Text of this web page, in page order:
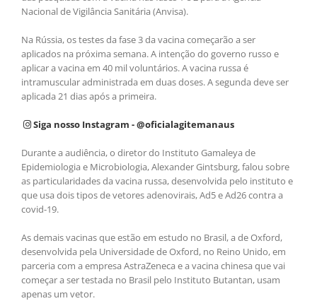
Nacional de Vigilância Sanitária (Anvisa).
Na Rússia, os testes da fase 3 da vacina começarão a ser
aplicados na próxima semana. A intenção do governo russo e
aplicar a vacina em 40 mil voluntários. A vacina russa é
intramuscular administrada em duas doses. A segunda deve ser
aplicada 21 dias após a primeira.
Siga nosso Instagram - @oficialagitemanaus
Durante a audiência, o diretor do Instituto Gamaleya de
Epidemiologia e Microbiologia, Alexander Gintsburg, falou sobre
as particularidades da vacina russa, desenvolvida pelo instituto e
que usa dois tipos de vetores adenovirais, Ad5 e Ad26 contra a
covid-19.
As demais vacinas que estão em estudo no Brasil, a de Oxford,
desenvolvida pela Universidade de Oxford, no Reino Unido, em
parceria com a empresa AstraZeneca e a vacina chinesa que vai
começar a ser testada no Brasil pelo Instituto Butantan, usam
apenas um vetor.